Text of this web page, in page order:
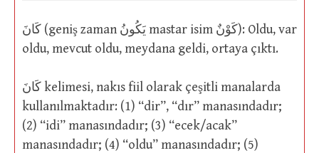
كَانَ (geniş zaman يَكُونُ mastar isim كَوْنٌ): Oldu, var
oldu, mevcut oldu, meydana geldi, ortaya çıktı.
كَانَ kelimesi, nakıs fiil olarak çeşitli manalarda
kullanılmaktadır: (1) “dir”, “dır” manasındadır;
(2) “idi” manasındadır; (3) “ecek/acak”
manasındadır; (4) “oldu” manasındadır; (5)